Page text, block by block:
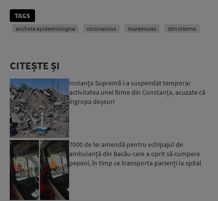
TAGS
ancheta epidemiologica coronavirus maramures stiri interne
CITEȘTE ȘI
Instanța Supremă i-a suspendat temporar
activitatea unei firme din Constanța, acuzate că
îngropa deșeuri
7000 de lei amendă pentru echipajul de
ambulanță din Bacău care a oprit să cumpere
pepeni, în timp ce transporta pacienți la spital